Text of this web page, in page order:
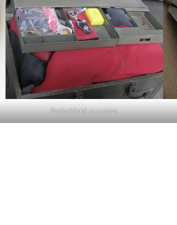
Potápěčská souprava